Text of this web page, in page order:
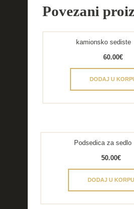
Povezani
kamionsko sediste
60.00€
DODAJ U
Podsedica za sedlo
50.00€
DODAJ U KORPU